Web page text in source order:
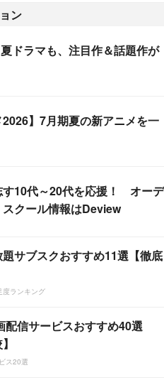
ン
ドラマも、注目作＆話題作が
2026】7月期夏の新アニメを一
す10代～20代を応援！ オーデ
スクール情報はDeview
サブスクおすすめ11選【徹底
度ランキング
配信サービスおすすめ40選
ス20選